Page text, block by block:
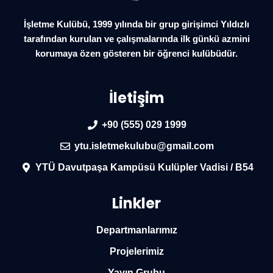
İşletme Kulübü, 1999 yılında bir grup girişimci Yıldızlı
tarafından kurulan ve çalışmalarında ilk günkü azmini
korumaya özen gösteren bir öğrenci kulübüdür.
İletişim
+90 (555) 029 1999
ytu.isletmekulubu@gmail.com
YTÜ Davutpaşa Kampüsü Kulüpler Vadisi / B54
Linkler
Departmanlarımız
Projelerimiz